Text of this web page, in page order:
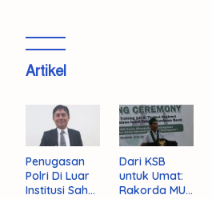
Artikel
Penugasan
Polri Di Luar
Institusi Sah
Dari KSB
untuk Umat:
Rakorda MUI